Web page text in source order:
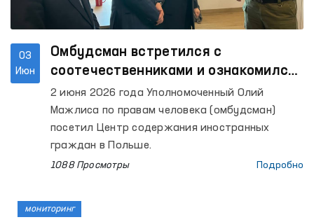
03
Июн
Омбудсман встретился с
соотечественниками и ознакомился
с условиями содержания в Центре
содержания иностранных граждан в
Польше
2 июня 2026 года Уполномоченный Олий
Мажлиса по правам человека (омбудсман)
посетил Центр содержания иностранных
граждан в Польше.
1088 Просмотры Подробно
мониторинг